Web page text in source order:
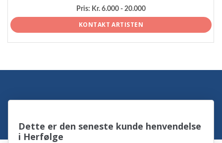
Pris: Kr. 6.000 - 20.000
KONTAKT ARTISTEN
Dette er den seneste kunde henvendelse
i Herfølge